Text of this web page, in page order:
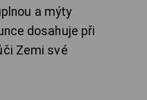
a mýty
dosahuje při
Zemi své